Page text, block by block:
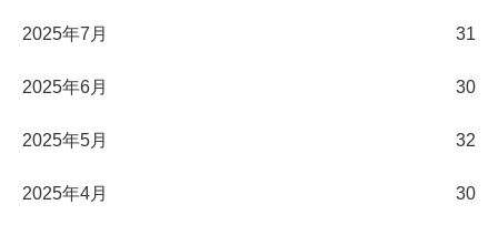
2025年7月 31
2025年6月 30
2025年5月 32
2025年4月 30